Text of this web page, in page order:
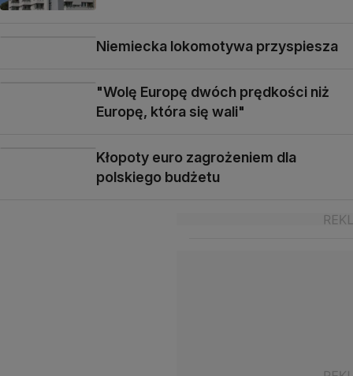
Niemiecka lokomotywa przyspiesza
"Wolę Europę dwóch prędkości niż
Europę, która się wali"
Kłopoty euro zagrożeniem dla
polskiego budżetu